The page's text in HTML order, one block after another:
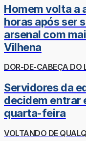
Homem volta a
horas após ser
arsenal com
Vilhena
DOR-DE-CABEÇA DO
Servidores da
decidem entrar
quarta-feira
VOLTANDO DE